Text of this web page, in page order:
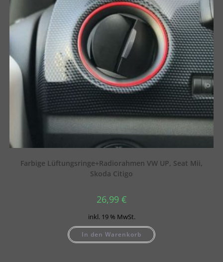
Farbige Lüftungsringe+Radiorahmen VW UP, Seat Mii,
Skoda Citigo
26,99 €
inkl. 19 % MwSt.
In den Warenkorb